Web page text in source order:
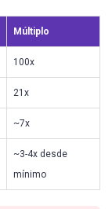
Múltiplo
100x
21x
~7x
~3-4x desde
mínimo